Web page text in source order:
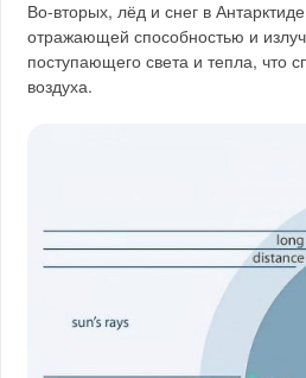
Во-вторых, лёд и снег в
отражающей способностью и
поступающего света и тепла, что
воздуха.